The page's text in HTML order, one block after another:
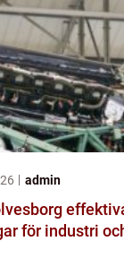
admin
effektiva
för industri